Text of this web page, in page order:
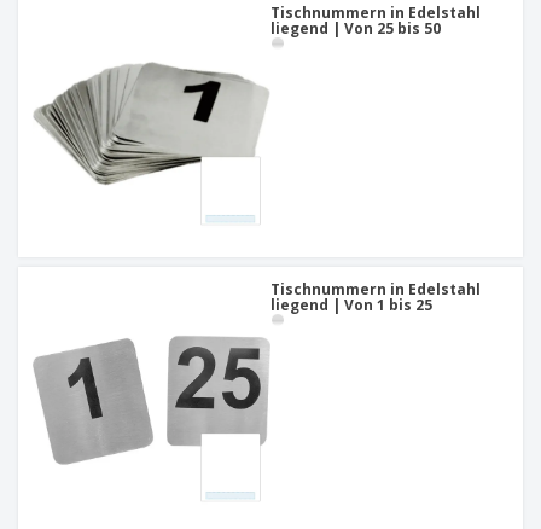
Tischnummern in Edelstahl
liegend | Von 25 bis 50
Tischnummern in Edelstahl
liegend | Von 1 bis 25